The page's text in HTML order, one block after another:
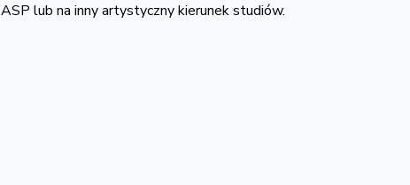
ASP lub na inny artystyczny kierunek studiów.